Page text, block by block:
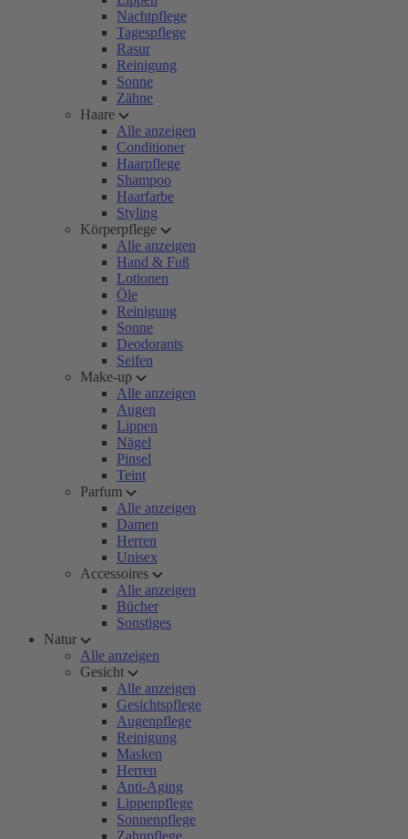
Nachtpflege
Tagespflege
Rasur
Reinigung
Sonne
Zähne
Haare
Alle anzeigen
Conditioner
Haarpflege
Shampoo
Haarfarbe
Styling
Körperpflege
Alle anzeigen
Hand & Fuß
Lotionen
Öle
Reinigung
Sonne
Deodorants
Seifen
Make-up
Alle anzeigen
Augen
Lippen
Nägel
Pinsel
Teint
Parfum
Alle anzeigen
Damen
Herren
Unisex
Accessoires
Alle anzeigen
Bücher
Sonstiges
Natur
Alle anzeigen
Gesicht
Alle anzeigen
Gesichtspflege
Augenpflege
Reinigung
Masken
Herren
Anti-Aging
Lippenpflege
Sonnenpflege
Zahnpflege